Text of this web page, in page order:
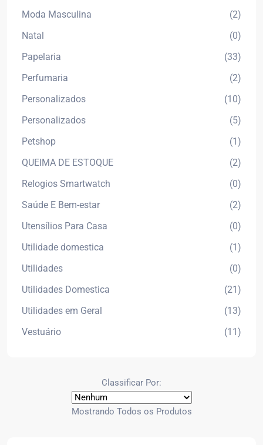
Moda Masculina
(2)
Natal
(0)
Papelaria
(33)
Perfumaria
(2)
Personalizados
(10)
Personalizados
(5)
Petshop
(1)
QUEIMA DE ESTOQUE
(2)
Relogios Smartwatch
(0)
Saúde E Bem-estar
(2)
Utensílios Para Casa
(0)
Utilidade domestica
(1)
Utilidades
(0)
Utilidades Domestica
(21)
Utilidades em Geral
(13)
Vestuário
(11)
Classificar Por:
Mostrando Todos os Produtos